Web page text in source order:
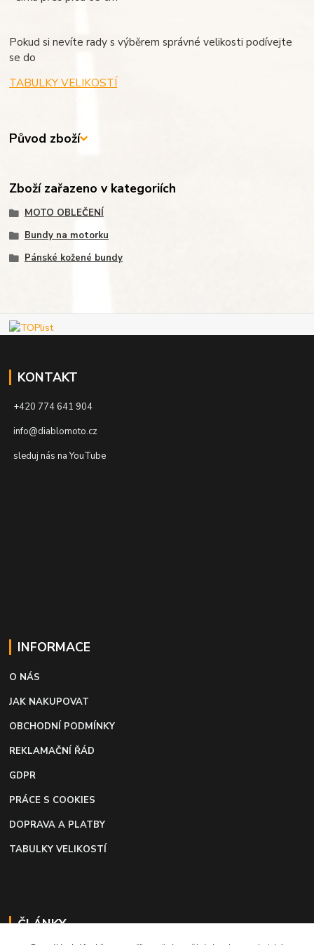
Pokud si nevíte rady s výběrem správné velikosti podívejte
se do
TABULKY VELIKOSTÍ
Původ zboží
Zboží zařazeno v kategoriích
MOTO OBLEČENÍ
Bundy na motorku
Pánské kožené bundy
KONTAKT
+420 774 641 904
info@diablomoto.cz
sleduj nás na YouTube
INFORMACE
O NÁS
JAK NAKUPOVAT
OBCHODNÍ PODMÍNKY
REKLAMAČNÍ ŘÁD
GDPR
PRÁCE S COOKIES
DOPRAVA A PLATBY
TABULKY VELIKOSTÍ
ČLÁNKY